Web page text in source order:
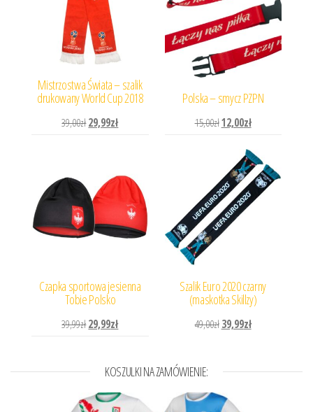
Mistrzostwa Świata – szalik
drukowany World Cup 2018
39,00złPierwotna cena wynosiła: 39,00zł.
29,99złAktualna cena wynosi: 29,99zł.
Polska – smycz PZPN
15,00złPierwotna cena wynosiła:
12,00złAktualna cena
Czapka sportowa jesienna
Tobie Polsko
39,99złPierwotna cena wynosiła: 39,99zł.
29,99złAktualna cena wynosi: 29,99zł.
Szalik Euro 2020 czarny
(maskotka Skillzy)
49,00zł Pierwotna cena wynosiła:
39,99złAktualna cena
KOSZULKI NA ZAMÓWIENIE: